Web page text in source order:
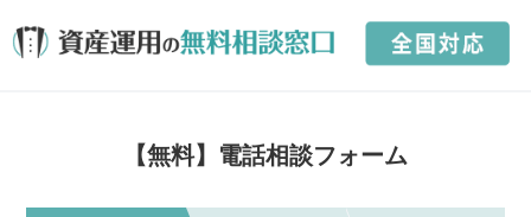
【無料】電話相談フォーム